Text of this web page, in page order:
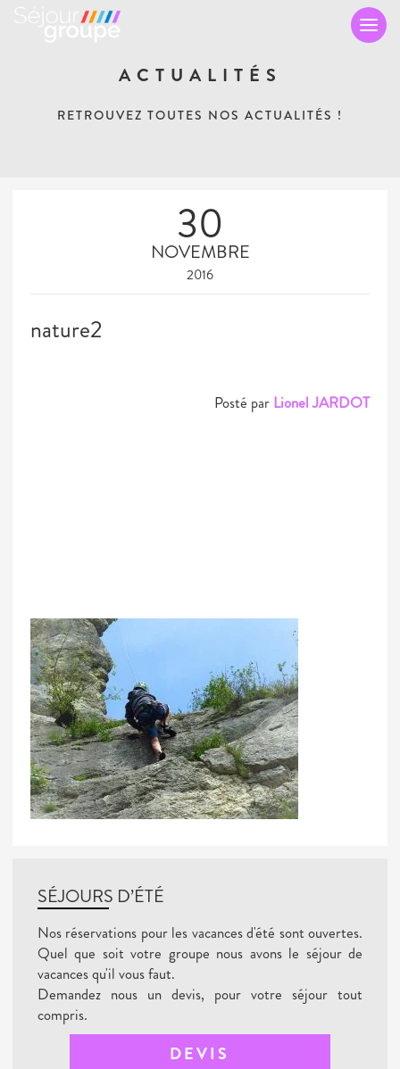
ACTUALITÉS
RETROUVEZ TOUTES NOS ACTUALITÉS !
30
NOVEMBRE
2016
nature2
Posté par Lionel JARDOT
SÉJOURS D’ÉTÉ
Nos réservations pour les vacances d'été sont ouvertes.
Quel que soit votre groupe nous avons le séjour de
vacances qu'il vous faut.
Demandez nous un devis, pour votre séjour tout
compris.
DEVIS